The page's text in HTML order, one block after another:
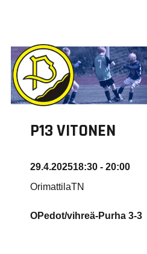
P13 VITONEN
29.4.202518:30 - 20:00
OrimattilaTN
OPedot/vihreä-Purha 3-3